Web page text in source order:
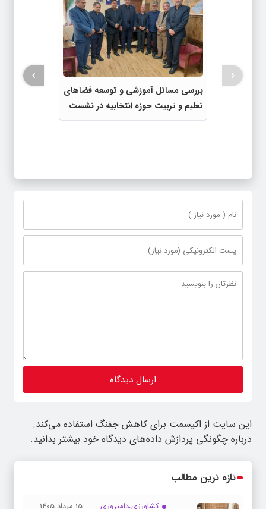
بررسی مسائل آموزشی و توسعه فضاهای
تعلیم و تربیت حوزه انتخابیه در نشست
مشترک عضو کمیسیون آموزش مجلس با
‹
›
این سایت از اکیسمت برای کاهش جفنگ استفاده می‌کند.
درباره چگونگی پردازش داده‌های دیدگاه خود بیشتر بدانید.
تازه ترین مطالب